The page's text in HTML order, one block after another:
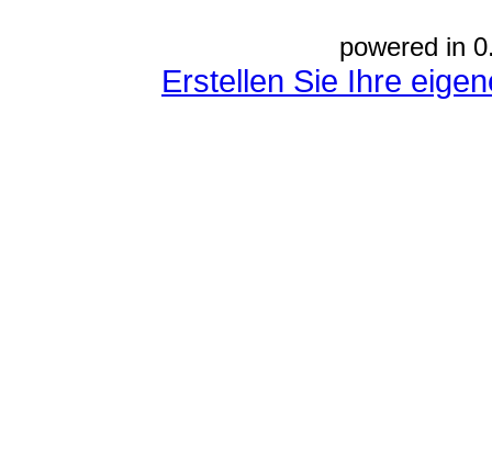
powered in
Erstellen Sie Ihre